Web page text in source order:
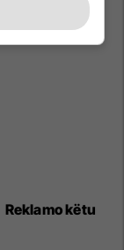
Reklamo këtu